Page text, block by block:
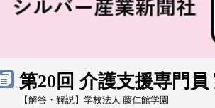
第20回 介護支援専門
【解答・解説】学校法人 藤仁館学園